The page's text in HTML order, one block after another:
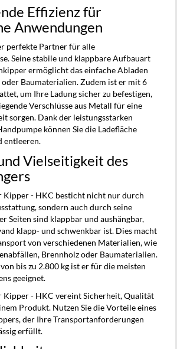
Effizienz für
Anwendungen
perfekte Partner für alle
Seine stabile und klappbare Aufbauart
ermöglicht das einfache Abladen
Baumaterialien. Zudem ist er mit 6
um Ihre Ladung sicher zu befestigen,
Verschlüsse aus Metall für eine
sorgen. Dank der leistungsstarken
können Sie die Ladefläche
entleeren.
Vielseitigkeit des
Kipper - HKC besticht nicht nur durch
sondern auch durch seine
Seiten sind klappbar und aushängbar,
klapp- und schwenkbar ist. Dies macht
von verschiedenen Materialien, wie
Brennholz oder Baumaterialien.
bis zu 2.800 kg ist er für die meisten
geeignet.
Kipper - HKC vereint Sicherheit, Qualität
Produkt. Nutzen Sie die Vorteile eines
der Ihre Transportanforderungen
erfüllt.